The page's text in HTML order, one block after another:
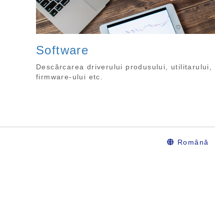
Software
Descărcarea driverului produsului, utilitarului,
firmware-ului etc.
Română